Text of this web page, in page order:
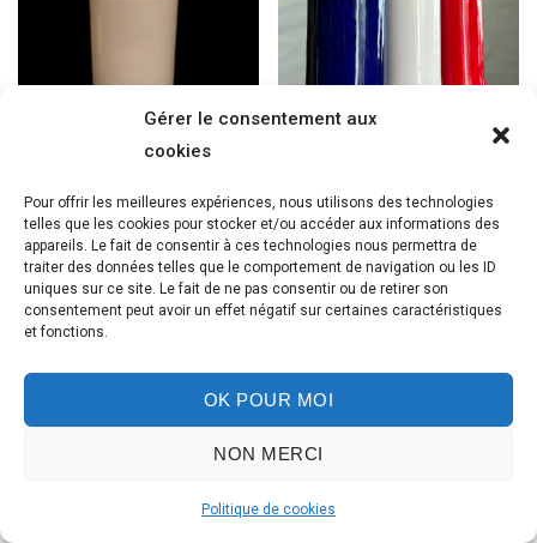
Gérer le consentement aux
cookies
Pour offrir les meilleures expériences, nous utilisons des technologies
telles que les cookies pour stocker et/ou accéder aux informations des
appareils. Le fait de consentir à ces technologies nous permettra de
traiter des données telles que le comportement de navigation ou les ID
uniques sur ce site. Le fait de ne pas consentir ou de retirer son
consentement peut avoir un effet négatif sur certaines caractéristiques
et fonctions.
OK POUR MOI
NON MERCI
Politique de cookies
Lampe à huile (seconde et
dernière série)
90,00
Ajouter au panier
Lampes à huile
(Bleu/Blanc/Rouge)
270,00 €